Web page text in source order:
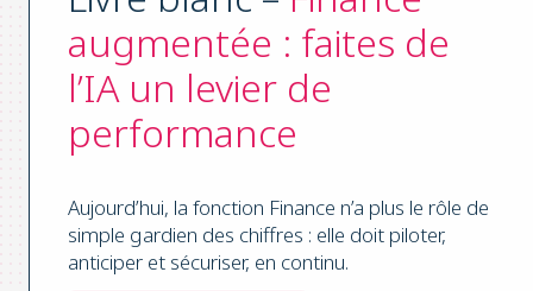
augmentée : faites de
l’IA un levier de
performance
Aujourd’hui, la fonction Finance n’a plus le rôle de
simple gardien des chiffres : elle doit piloter,
anticiper et sécuriser, en continu.